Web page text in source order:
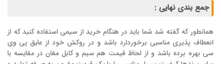
جمع بندی نهایی :
همانطور که گفته شد شما باید در هنگام خرید از سیمی استفاده کنید که از
انعطاف پذیری مناسبی برخوردارد باشد و در روکش خود از عایق پی وی
سی بهره برده باشد و از لحاظ قیمت هم سیم و کابل مغان در مقایسه با